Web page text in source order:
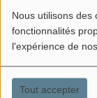
Nous utilisons des
fonctionnalités
l'expérience de
Tout accepter
À